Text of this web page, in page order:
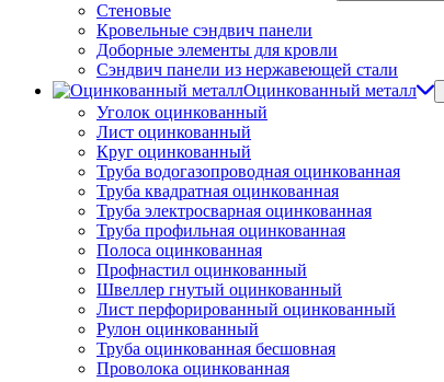
Стеновые
Кровельные сэндвич панели
Доборные элементы для кровли
Сэндвич панели из нержавеющей стали
Оцинкованный металл
Уголок оцинкованный
Лист оцинкованный
Круг оцинкованный
Труба водогазопроводная оцинкованная
Труба квадратная оцинкованная
Труба электросварная оцинкованная
Труба профильная оцинкованная
Полоса оцинкованная
Профнастил оцинкованный
Швеллер гнутый оцинкованный
Лист перфорированный оцинкованный
Рулон оцинкованный
Труба оцинкованная бесшовная
Проволока оцинкованная